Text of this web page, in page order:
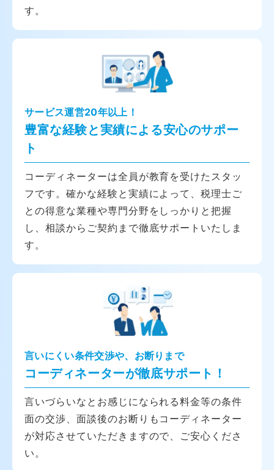
す。
サービス運営20年以上！
豊富な経験と実績による安心のサポー
ト
コーディネーターは全員が教育を受けたスタッ
フです。確かな経験と実績によって、税理士ご
との得意な業種や専門分野をしっかりと把握
し、相談からご契約まで徹底サポートいたしま
す。
言いにくい条件交渉や、お断りまで
コーディネーターが徹底サポート！
言いづらいなとお感じになられる料金等の条件
面の交渉、面談後のお断りもコーディネーター
が対応させていただきますので、ご安心くださ
い。